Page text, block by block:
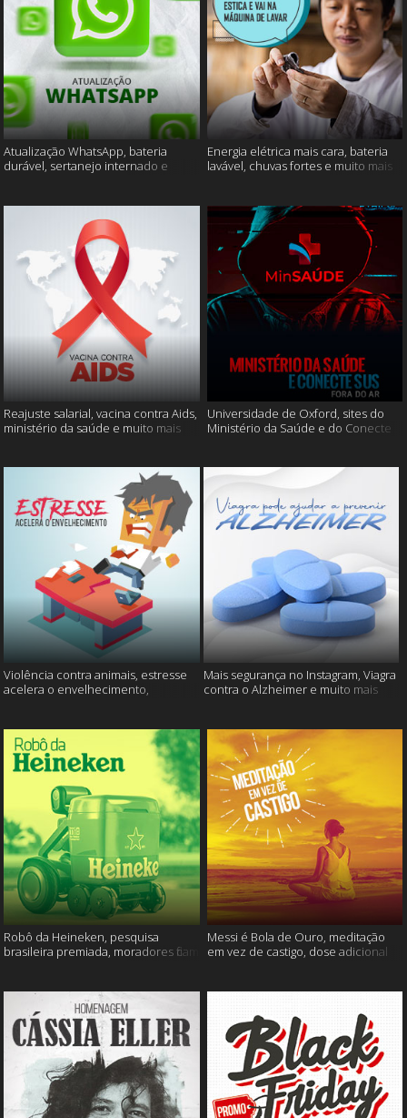
Atualização WhatsApp, bateria
durável, sertanejo internado e
Energia elétrica mais cara, bateria
lavável, chuvas fortes e muito mais
Reajuste salarial, vacina contra Aids,
ministério da saúde e muito mais
Universidade de Oxford, sites do
Ministério da Saúde e do Conecte
Violência contra animais, estresse
acelera o envelhecimento,
Mais segurança no Instagram, Viagra
contra o Alzheimer e muito mais
Robô da Heineken, pesquisa
brasileira premiada, moradores ficam
Messi é Bola de Ouro, meditação
em vez de castigo, dose adicional